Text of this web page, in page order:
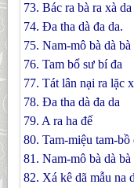
73. Bác ra bà ra xà da
74. Ða tha dà đa da.
75. Nam-mô bà dà bà
76. Tam bổ sư bí đa
77. Tát lân nại ra lặc
78. Ða tha dà đa da
79. A ra ha đế
80. Tam-miệu tam-bồ
81. Nam-mô bà dà bà
82. Xá kê dã mẫu na